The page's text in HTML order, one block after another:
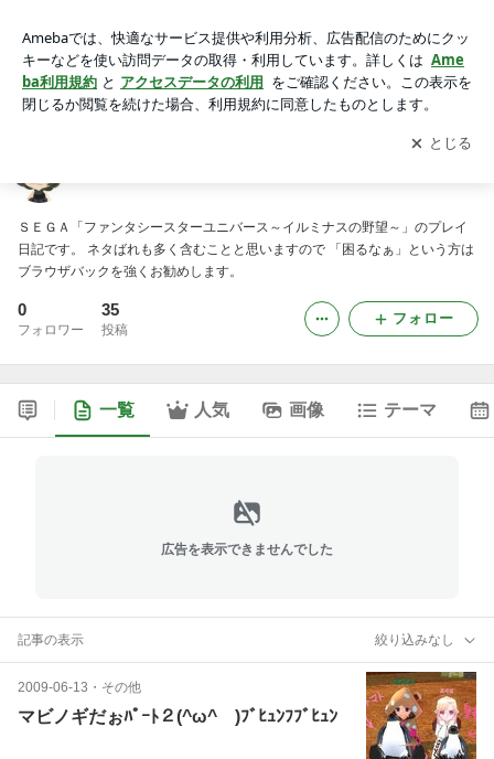
アプリをダウンロードして ブログの更新通知
を受け取りまし
ょう。
開く
ＳＥＧＡ「ファンタシースターユニバース～イルミナスの野望～」のプレイ
日記です。 ネタばれも多く含むことと思いますので 「困るなぁ」という方は
ブラウザバックを強くお勧めします。
0
フォロワー
35
投稿
フォロー
一覧 人気 画像 テーマ
広告を表示できませんでした
記事の表示 絞り込みなし
2009-06-13 ・ その他
マビノギだぉﾊﾟｰﾄ２(^ω^ )ﾌﾞﾋｭﾝﾌﾌﾞﾋｭﾝ